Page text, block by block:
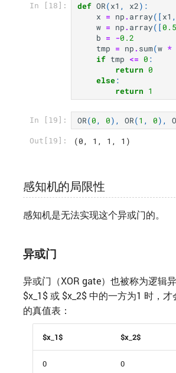
In [18]: def OR(x1 , x2):
x = np. array([x1 ,
w = np. array([0.5
b = -0.2
tmp = np. sum(w *
if tmp <= 0 :
return 0
else:
return 1
In [19]: OR(0, 0), OR(1 , 0),
Out[19]: (0, 1, 1, 1)
感知机的局限性
感知机是无法实现这个异或门的。
异或门
异或门（XOR gate）也被称为逻辑
$x_1$ 或 $x_2$ 中的一方为1 时，
的真值表：
$x_1$ $x_2$
0 0